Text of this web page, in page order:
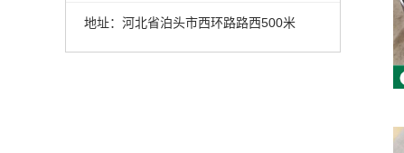
地址：河北省泊头市西环路路西500米